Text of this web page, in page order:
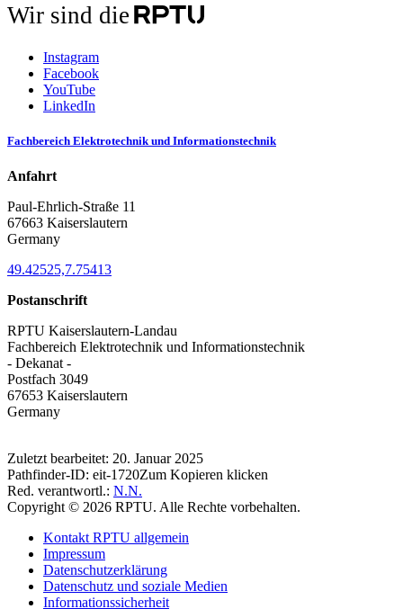
Wir sind die
Instagram
Facebook
YouTube
LinkedIn
Fachbereich Elektrotechnik und Informationstechnik
Anfahrt
Paul-Ehrlich-Straße 11
67663 Kaiserslautern
Germany
49.42525,7.75413
Postanschrift
RPTU Kaiserslautern-Landau
Fachbereich Elektrotechnik und Informationstechnik
- Dekanat -
Postfach 3049
67653 Kaiserslautern
Germany
Zuletzt bearbeitet: 20. Januar 2025
Pathfinder-ID: eit-1720Zum Kopieren klicken
Red. verantwortl.: N.N.
Copyright © 2026 RPTU. Alle Rechte vorbehalten.
Kontakt RPTU allgemein
Impressum
Datenschutzerklärung
Datenschutz und soziale Medien
Informationssicherheit